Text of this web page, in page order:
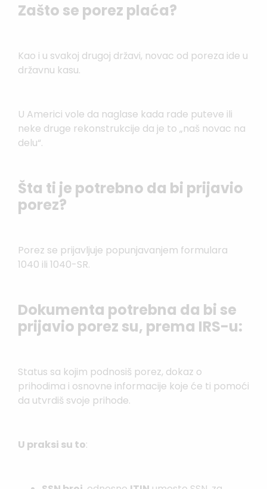
Zašto se porez plaća?
Kao i u svakoj drugoj državi, novac od poreza ide u
državnu kasu.
U Americi vole da naglase kada rade puteve ili
neke druge rekonstrukcije da je to „naš novac na
delu“.
Šta ti je potrebno da bi prijavio
porez?
Porez se prijavljuje popunjavanjem formulara
1040 ili 1040-SR.
Dokumenta potrebna da bi se
prijavio porez su, prema IRS-u:
Status sa kojim podnosiš porez, dokaz o
prihodima i osnovne informacije koje će ti pomoći
da utvrdiš svoje prihode.
U praksi su to: